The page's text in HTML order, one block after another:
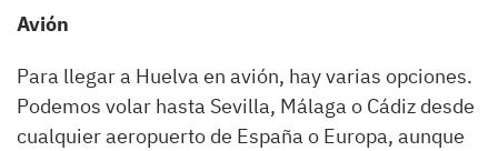
Avión
Para llegar a Huelva en avión, hay varias opciones.
Podemos volar hasta Sevilla, Málaga o Cádiz desde
cualquier aeropuerto de España o Europa, aunque